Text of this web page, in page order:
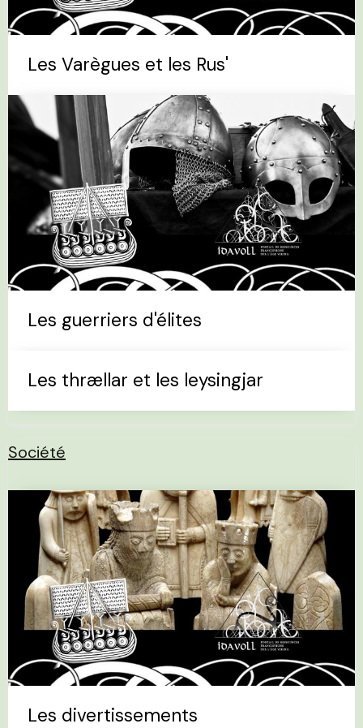
Les Varègues et les Rus'
Les guerriers d'élites
Les thrællar et les leysingjar
Société
Les divertissements